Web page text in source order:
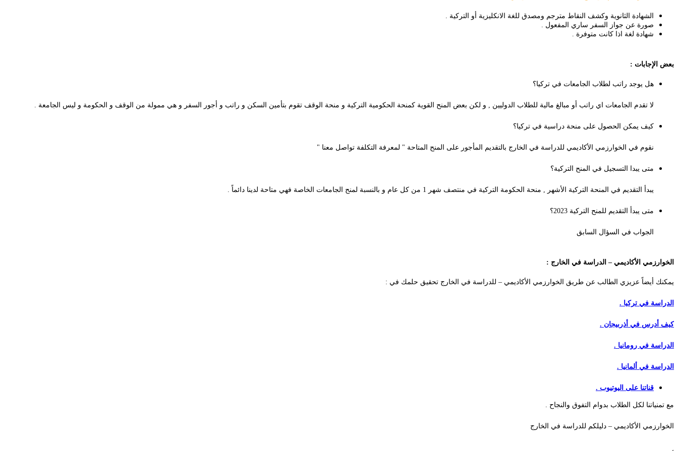
الشهادة الثانوية وكشف النقاط مترجم ومصدق للغة الانكليزية أو التركية .
صورة عن جواز السفر ساري المفعول .
شهادة لغة اذا كانت متوفرة .
بعض الإجابات :
هل يوجد راتب لطلاب الجامعات في تركيا؟
لا تقدم الجامعات اي راتب أو مبالغ مالية للطلاب الدوليين , و لكن بعض المنح القوية كمنحة الحكومية التركية و منحة الوقف تقوم بتأمين السكن و راتب و أجور السفر و هي ممولة من الوقف و الحكومة و ليس الجامعة .
كيف يمكن الحصول على منحة دراسية في تركيا؟
نقوم في الخوارزمي الأكاديمي للدراسة في الخارج بالتقديم المأجور على المنح المتاحة " لمعرفة التكلفة تواصل معنا "
متى يبدا التسجيل في المنح التركية؟
يبدأ التقديم في المنحة التركية الأشهر , منحة الحكومة التركية في منتصف شهر 1 من كل عام و بالنسبة لمنح الجامعات الخاصة فهي متاحة لدينا دائماً .
متى يبدأ التقديم للمنح التركية 2023؟
الجواب في السؤال السابق
الخوارزمي الأكاديمي – الدراسة في الخارج :
يمكنك أيضاً عزيزي الطالب عن طريق الخوارزمي الأكاديمي – للدراسة في الخارج تحقيق حلمك في :
الدراسة في تركيا .
كيف أدرس في أذربيجان .
الدراسة في رومانيا .
الدراسة في ألمانيا .
قناتنا على اليوتيوب .
مع تمنياتنا لكل الطلاب بدوام التفوق والنجاح .
الخوارزمي الأكاديمي – دليلكم للدراسة في الخارج